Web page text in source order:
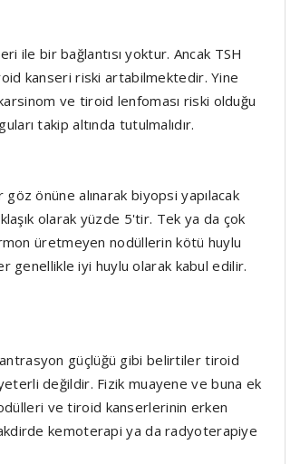
ile bir bağlantısı yoktur. Ancak TSH
kanseri riski artabilmektedir. Yine
ve tiroid lenfoması riski olduğu
takip altında tutulmalıdır.
önüne alınarak biyopsi yapılacak
olarak yüzde 5'tir. Tek ya da çok
üretmeyen nodüllerin kötü huylu
genellikle iyi huylu olarak kabul edilir.
güçlüğü gibi belirtiler tiroid
değildir. Fizik muayene ve buna ek
ve tiroid kanserlerinin erken
kemoterapi ya da radyoterapiye